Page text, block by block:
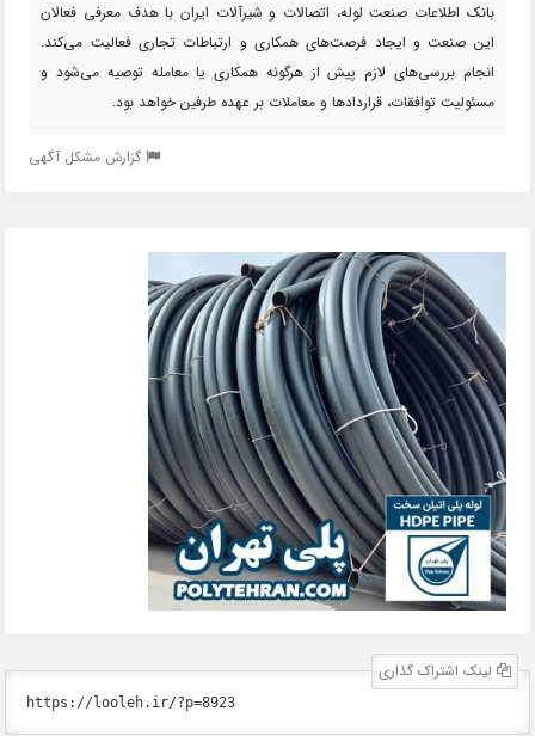
بانک اطلاعات صنعت لوله، اتصالات و شیرآلات ایران با هدف معرفی فعالان
این صنعت و ایجاد فرصت‌های همکاری و ارتباطات تجاری فعالیت می‌کند.
انجام بررسی‌های لازم پیش از هرگونه همکاری یا معامله توصیه می‌شود و
مسئولیت توافقات، قراردادها و معاملات بر عهده طرفین خواهد بود.
گزارش مشکل آگهی
لینک اشتراک گذاری